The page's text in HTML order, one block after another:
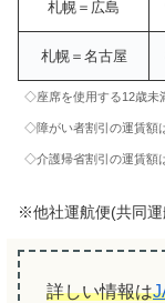
札幌＝広島
札幌＝名古屋
◇座席を使用する12歳未
◇障がい者割引の運賃額
◇介護帰省割引の運賃額
※他社運航便(共同
詳しい情報は